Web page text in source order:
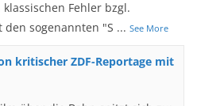
Fehler bzgl.
sogenannten "S ... See More
kritischer ZDF-Reportage mit